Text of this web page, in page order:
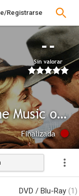
Registrarse
--
Sin valorar
A Dance to the Music of Time
Finalizada
DVD / Blu-Ray (1)